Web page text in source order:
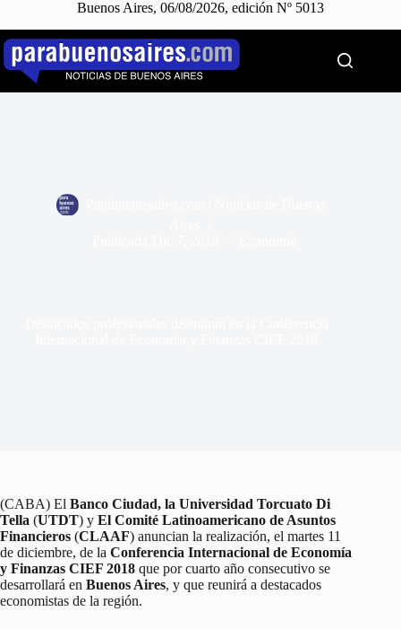
Buenos Aires, 06/08/2026, edición Nº 5013
Saltar
contenido
(CABA) El Banco Ciudad, la Universidad Torcuato Di
Tella (UTDT) y El Comité Latinoamericano de Asuntos
Financieros (CLAAF) anuncian la realización, el martes 11
de diciembre, de la Conferencia Internacional de Economía
y Finanzas CIEF 2018 que por cuarto año consecutivo se
desarrollará en Buenos Aires, y que reunirá a destacados
economistas de la región.